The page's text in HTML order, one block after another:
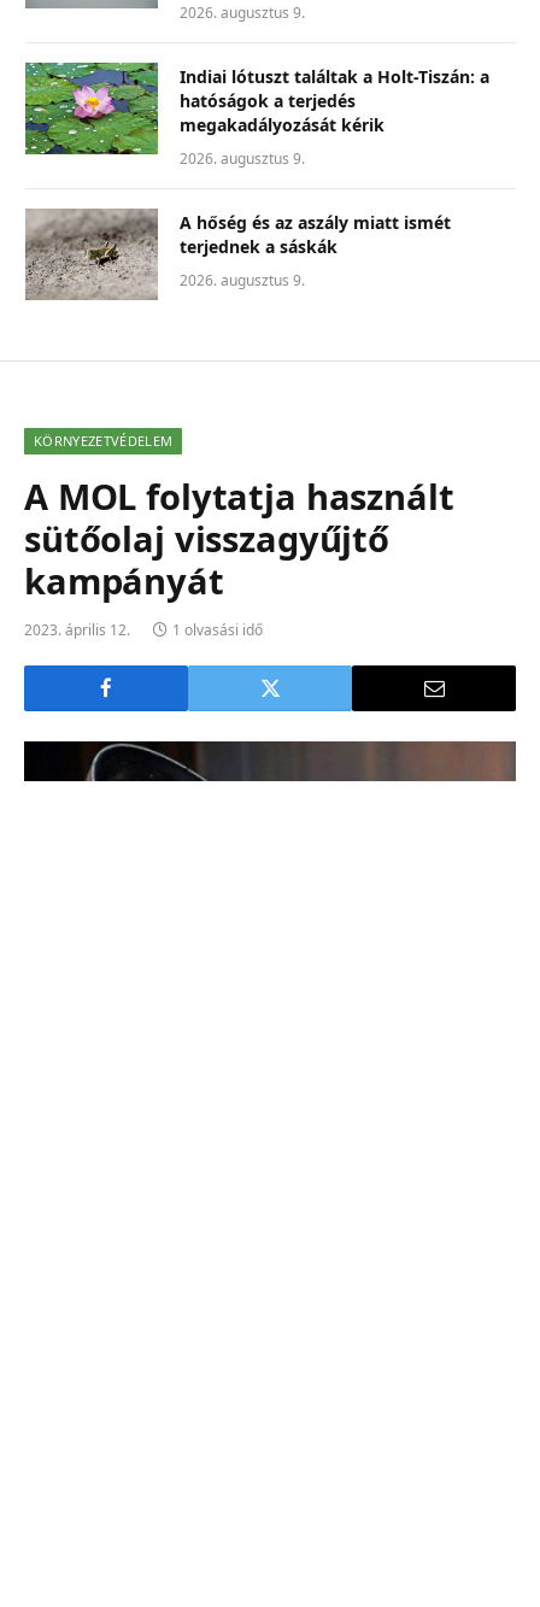
2026. augusztus 9.
Indiai lótuszt találtak a Holt-Tiszán: a
hatóságok a terjedés
megakadályozását kérik
2026. augusztus 9.
A hőség és az aszály miatt ismét
terjednek a sáskák
2026. augusztus 9.
KÖRNYEZETVÉDELEM
A MOL folytatja használt
sütőolaj visszagyűjtő
kampányát
2023. április 12. 1 olvasási idő